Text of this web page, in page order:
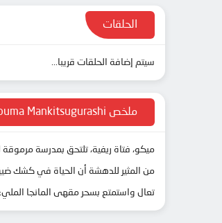
الحلقات
سيتم إضافة الحلقات قريبا...
ملخص Ichijouma Mankitsugurashi!
ميكو، فتاة ريفية، تلتحق بمدرسة
من المثير للدهشة أن الحياة في كشك
تعال واستمتع بسحر مقهى المانجا المليء